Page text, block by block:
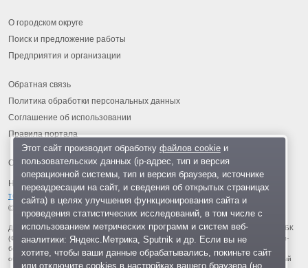
О городском округе
Поиск и предложение работы
Предприятия и организации
Обратная связь
Политика обработки персональных данных
Соглашение об использовании
Правила портала
На информационном ресурсе применяются рекомендательные
технологии
© 2013-2026 «ОИНФО»,
сделано в Одинцово
Для читателей: В России признаны экстремистскими и запрещены организации ФБК
(Фонд борьбы с коррупцией, признан иноагентом), Штабы Навального, «Национал-
большевистская партия», «Свидетели Иеговы», «Армия воли народа», «Русский
общенациональный союз», «Движение против нелегальной иммиграции», «Правый
Этот сайт производит обработку файлов cookieи
пользовательских данных (ip-адрес, тип и версия
операционной системы, тип и версия браузера, источнике
переадресации на сайт, и сведения об открытых страницах
сайта) в целях улучшения функционирования сайта и
проведения статистических исследований, в том числе с
использованием метрических программ и систем веб-
аналитики: Яндекс.Метрика, Sputnik и др. Если вы не
хотите, чтобы ваши данные обрабатывались, покиньте сайт
или отключите cookies в настройках вашего браузера (но